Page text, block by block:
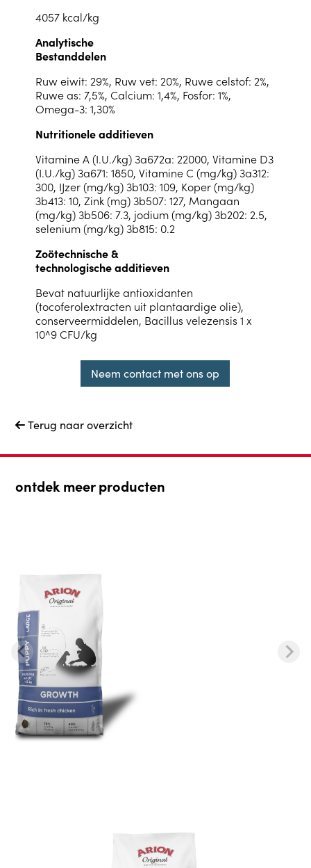
4057 kcal/kg
Analytische
Bestanddelen
Ruw eiwit: 29%, Ruw vet: 20%, Ruwe celstof: 2%,
Ruwe as: 7,5%, Calcium: 1,4%, Fosfor: 1%,
Omega-3: 1,30%
Nutritionele additieven
Vitamine A (I.U./kg) 3a672a: 22000, Vitamine D3
(I.U./kg) 3a671: 1850, Vitamine C (mg/kg) 3a312:
300, IJzer (mg/kg) 3b103: 109, Koper (mg/kg)
3b413: 10, Zink (mg) 3b507: 127, Mangaan
(mg/kg) 3b506: 7.3, jodium (mg/kg) 3b202: 2.5,
selenium (mg/kg) 3b815: 0.2
Zoötechnische &
technologische additieven
Bevat natuurlijke antioxidanten
(tocoferolextracten uit plantaardige olie),
conserveermiddelen, Bacillus velezensis 1 x
10^9 CFU/kg
Neem contact met ons op
Terug naar overzicht
ontdek meer producten